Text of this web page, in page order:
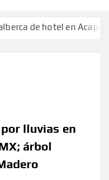
hotel en Acapulco;
lluvias en
árbol